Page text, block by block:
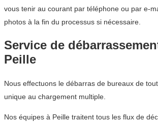
vous tenir au courant par téléphone ou par e-
photos à la fin du processus si nécessaire.
Service de
Peille
Nous effectuons le débarras de bureaux de
unique au chargement multiple.
Nos équipes à Peille traitent tous les flux de